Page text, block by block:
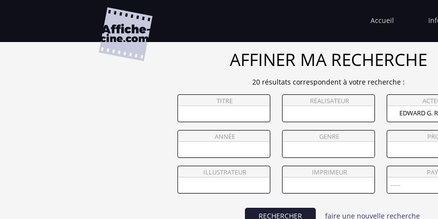
Accueil
AFFINER MA RECHERCHE
20 résultats correspondent à votre recherche :
TITRE RÉALISATEUR
ANNÉE GENRE
ILLUSTRATEUR IMPRIMEUR
RECHERCHER faire une nouvelle recherche